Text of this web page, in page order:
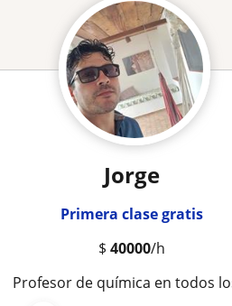
Jorge
Primera clase gratis
$ 40000/h
Profesor de química en todos los niveles, para cualquier persona que necesite o quiera solucionar sus problemas en esta